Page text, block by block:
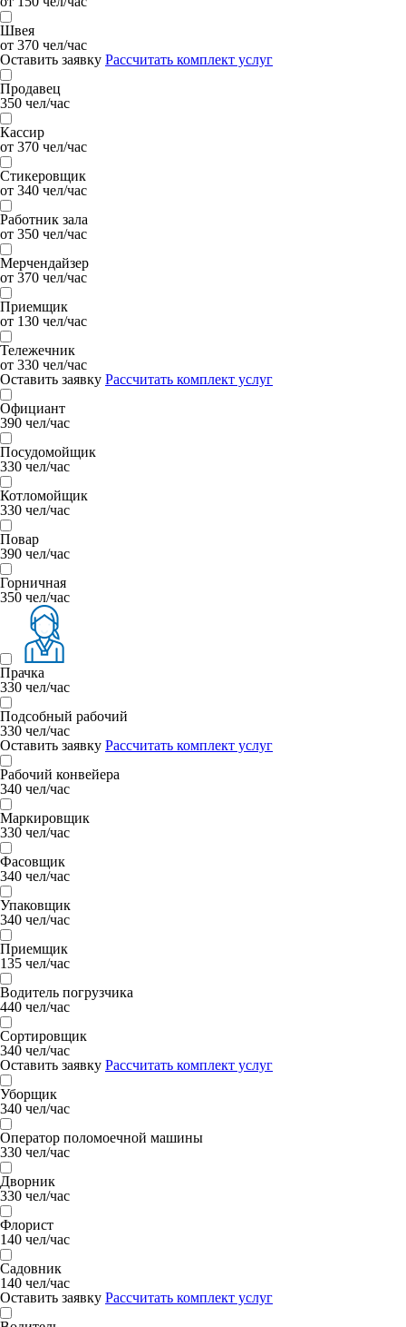
Швея
от 370 чел/час
Оставить заявку Рассчитать комплект услуг
Продавец
350 чел/час
Кассир
от 370 чел/час
Стикеровщик
от 340 чел/час
Работник зала
от 350 чел/час
Мерчендайзер
от 370 чел/час
Приемщик
от 130 чел/час
Тележечник
от 330 чел/час
Оставить заявку Рассчитать комплект услуг
Официант
390 чел/час
Посудомойщик
330 чел/час
Котломойщик
330 чел/час
Повар
390 чел/час
Горничная
350 чел/час
Прачка
330 чел/час
Подсобный рабочий
330 чел/час
Оставить заявку Рассчитать комплект услуг
Рабочий конвейера
340 чел/час
Маркировщик
330 чел/час
Фасовщик
340 чел/час
Упаковщик
340 чел/час
Приемщик
135 чел/час
Водитель погрузчика
440 чел/час
Сортировщик
340 чел/час
Оставить заявку Рассчитать комплект услуг
Уборщик
340 чел/час
Оператор поломоечной машины
330 чел/час
Дворник
330 чел/час
Флорист
140 чел/час
Садовник
140 чел/час
Оставить заявку Рассчитать комплект услуг